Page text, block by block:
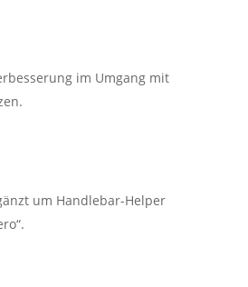
im Umgang mit
um Handlebar-Helper